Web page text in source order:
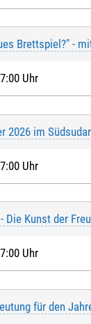
Brettspiel?" -
Uhr
2026 im
Uhr
Die Kunst der
Uhr
für den